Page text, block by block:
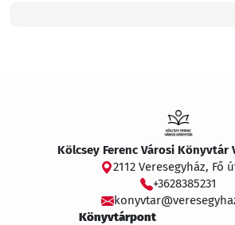
Kölcsey Ferenc Városi Könyvtár
2112 Veresegyház, Fő
+3628385231
Könyvtárpont